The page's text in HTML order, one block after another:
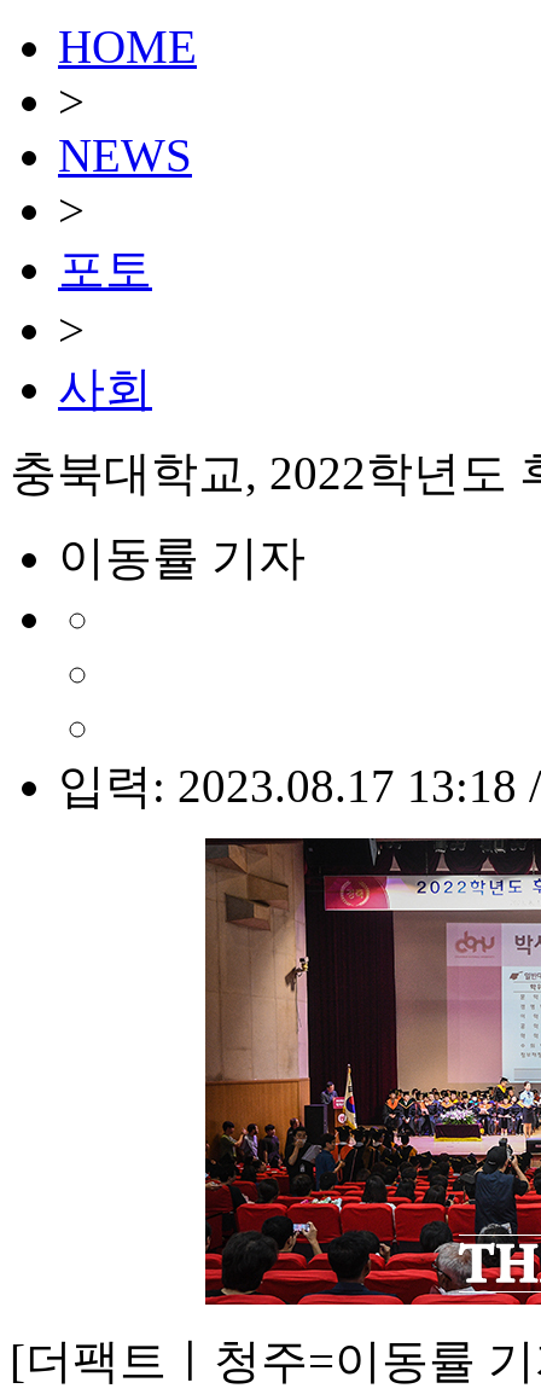
HOME
>
NEWS
>
포토
>
사회
충북대학교, 2022학년도
이동률 기자
입력: 2023.08.17 13:18
[더팩트ㅣ청주=이동률